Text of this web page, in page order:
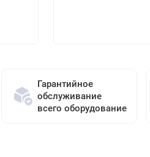
Гарантийное
обслуживание
всего оборудование